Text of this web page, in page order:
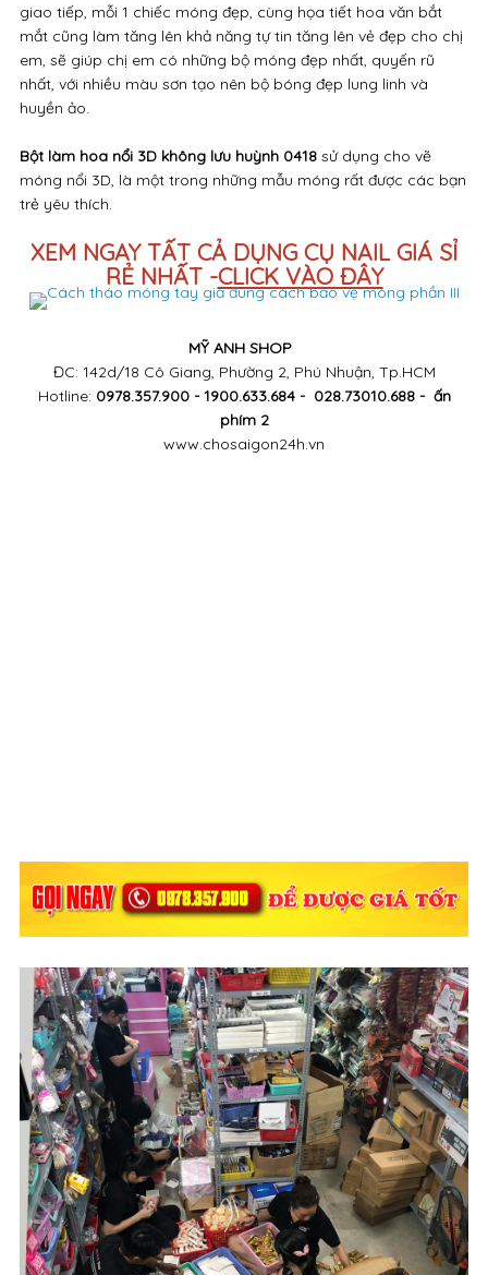
giao tiếp, mỗi 1 chiếc móng đẹp, cùng họa tiết hoa văn bắt
mắt cũng làm tăng lên khả năng tự tin tăng lên vẻ đẹp cho chị
em, sẽ giúp chị em có những bộ móng đẹp nhất, quyến rũ
nhất, với nhiều màu sơn tạo nên bộ bóng đẹp lung linh và
huyền ảo.
Bột làm hoa nổi 3D không lưu huỳnh0418 sử dụng cho vẽ
móng nổi 3D, là một trong những mẫu móng rất được các bạn
trẻ yêu thích.
XEM NGAY TẤT CẢ DỤNG CỤ NAIL GIÁ SỈ
RẺ NHẤT -CLICK VÀO ĐÂY
MỸ ANH SHOP
ĐC: 142d/18 Cô Giang, Phường 2, Phú Nhuận, Tp.HCM
Hotline: 0978.357.900 - 1900.633.684 - 028.73010.688 - ấn
phím 2
www.chosaigon24h.vn